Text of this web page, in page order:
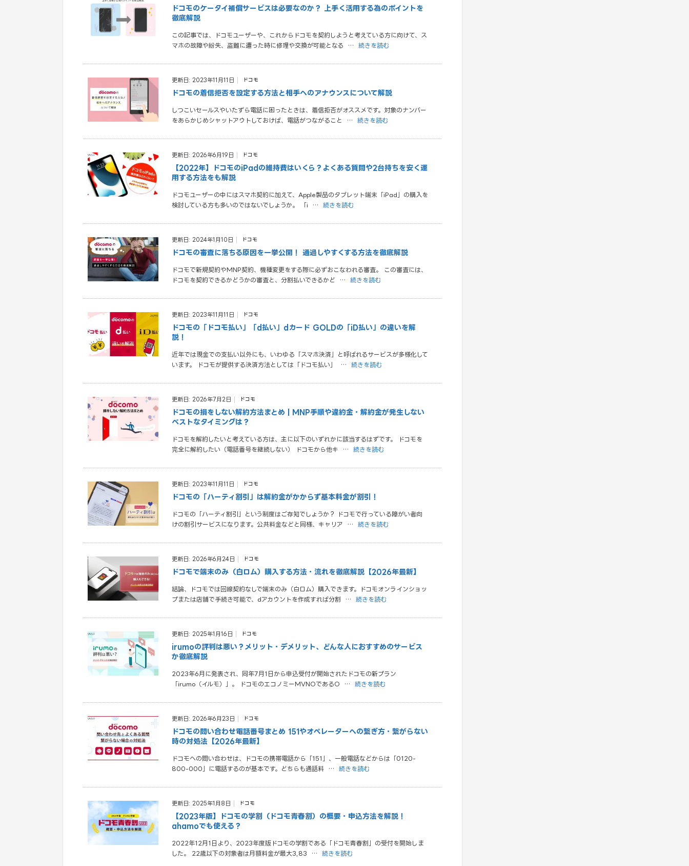
ドコモのケータイ補償サービスは必要なのか？ 上手く活用する為のポイントを
徹底解説
この記事では、ドコモユーザーや、これからドコモを契約しようと考えている方に向けて、ス
マホの故障や紛失、盗難に遭った時に修理や交換が可能となる
… 続きを読む
更新日: 2023年11月11日 ドコモ
ドコモの着信拒否を設定する方法と相手へのアナウンスについて解説
しつこいセールスやいたずら電話に困ったときは、着信拒否がオススメです。対象のナンバー
をあらかじめシャットアウトしておけば、電話がつながること
… 続きを読む
更新日: 2026年6月19日 ドコモ
【2022年】ドコモのiPadの維持費はいくら？よくある質問や2台持ちを安く運
用する方法をも解説
ドコモユーザーの中にはスマホ契約に加えて、Apple製品のタブレット端末「iPad」の購入を
検討している方も多いのではないでしょうか。 「i
… 続きを読む
更新日: 2024年1月10日 ドコモ
ドコモの審査に落ちる原因を一挙公開！ 通過しやすくする方法を徹底解説
ドコモで新規契約やMNP契約、機種変更をする際に必ずおこなわれる審査。 この審査には、
ドコモを契約できるかどうかの審査と、分割払いできるかど
… 続きを読む
更新日: 2023年11月11日 ドコモ
ドコモの「ドコモ払い」「d払い」dカード GOLDの「iD払い」の違いを解
説！
近年では現金での支払い以外にも、いわゆる「スマホ決済」と呼ばれるサービスが多様化して
います。 ドコモが提供する決済方法としては「ドコモ払い」
… 続きを読む
更新日: 2026年7月2日 ドコモ
ドコモの損をしない解約方法まとめ | MNP手順や違約金・解約金が発生しない
ベストなタイミングは？
ドコモを解約したいと考えている方は、主に以下のいずれかに該当するはずです。 ドコモを
完全に解約したい（電話番号を継続しない） ドコモから他キ
… 続きを読む
更新日: 2023年11月11日 ドコモ
ドコモの「ハーティ割引」は解約金がかからず基本料金が割引！
ドコモの「ハーティ割引」という制度はご存知でしょうか？ ドコモで行っている障がい者向
けの割引サービスになります。公共料金などと同様、キャリア
… 続きを読む
更新日: 2026年6月24日 ドコモ
ドコモで端末のみ（白ロム）購入する方法・流れを徹底解説【2026年最新】
結論、ドコモでは回線契約なしで端末のみ（白ロム）購入できます。ドコモオンラインショッ
プまたは店舗で手続き可能で、dアカウントを作成すれば分割
… 続きを読む
更新日: 2025年1月16日 ドコモ
irumoの評判は悪い？メリット・デメリット、どんな人におすすめのサービス
か徹底解説
2023年6月に発表され、同年7月1日から申込受付が開始されたドコモの新プラン
「irumo（イルモ）」。 ドコモのエコノミーMVNOであるO
… 続きを読む
更新日: 2026年6月23日 ドコモ
ドコモの問い合わせ電話番号まとめ 151やオペレーターへの繋ぎ方・繋がらない
時の対処法【2026年最新】
ドコモへの問い合わせは、ドコモの携帯電話から「151」、一般電話などからは「0120-
800-000」に電話するのが基本です。どちらも通話料
… 続きを読む
更新日: 2025年1月8日 ドコモ
【2023年版】ドコモの学割（ドコモ青春割）の概要・申込方法を解説！
ahamoでも使える？
2022年12月1日より、2023年度版ドコモの学割である「ドコモ青春割」の受付を開始しま
した。 22歳以下の対象者は月額料金が最大3,83
… 続きを読む